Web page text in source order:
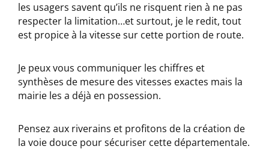
les usagers savent qu’ils ne risquent rien à ne pas
respecter la limitation…et surtout, je le redit, tout
est propice à la vitesse sur cette portion de route.
Je peux vous communiquer les chiffres et
synthèses de mesure des vitesses exactes mais la
mairie les a déjà en possession.
Pensez aux riverains et profitons de la création de
la voie douce pour sécuriser cette départementale.